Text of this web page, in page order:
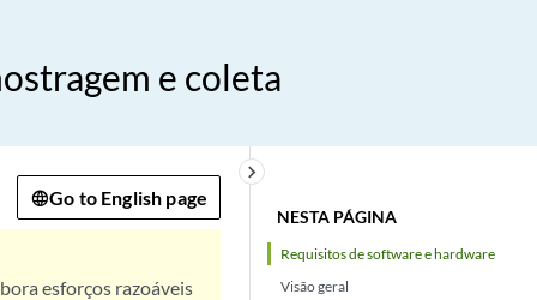
e coleta
NESTA PÁGINA
Requisitos de software e hardware
Visão geral
keyboard_arrow_right
Go to English page
esforços razoáveis